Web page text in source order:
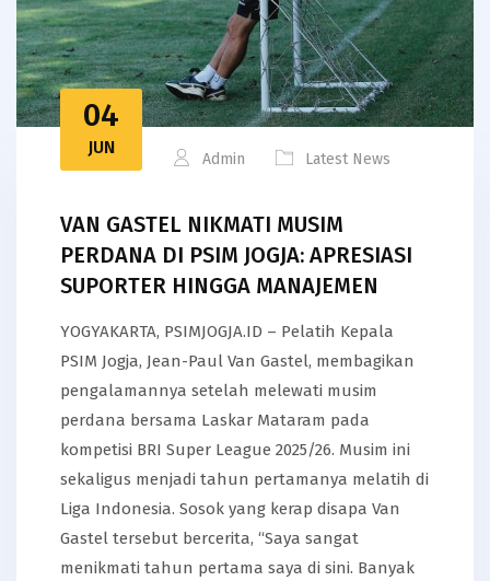
04
JUN
Admin Latest News
VAN GASTEL NIKMATI MUSIM
PERDANA DI PSIM JOGJA: APRESIASI
SUPORTER HINGGA MANAJEMEN
YOGYAKARTA, PSIMJOGJA.ID – Pelatih Kepala
PSIM Jogja, Jean-Paul Van Gastel, membagikan
pengalamannya setelah melewati musim
perdana bersama Laskar Mataram pada
kompetisi BRI Super League 2025/26. Musim ini
sekaligus menjadi tahun pertamanya melatih di
Liga Indonesia. Sosok yang kerap disapa Van
Gastel tersebut bercerita, “Saya sangat
menikmati tahun pertama saya di sini. Banyak